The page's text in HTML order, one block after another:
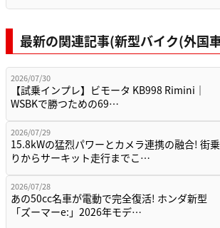
最新の関連記事(新型バイク(外国
2026/07/30
【試乗インプレ】ビモータ KB998 Rimini｜
WSBKで勝つための69…
2026/07/29
15.8kWの猛烈パワーとカメラ連携の融合! 街乗
りからサーキット走行までこ…
2026/07/28
あの50cc名車が電動で完全復活! ホンダ新型
「ズーマーe:」2026年モデ…